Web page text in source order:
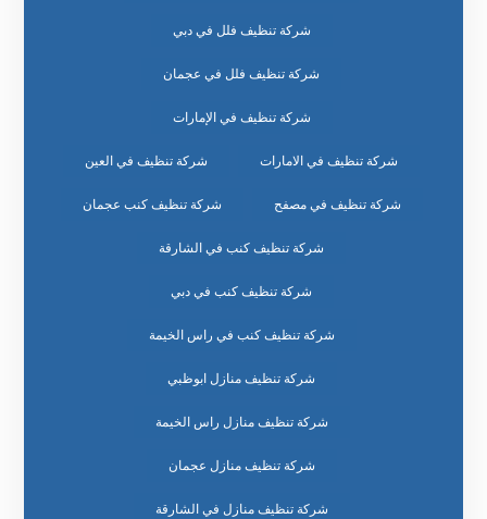
شركة تنظيف فلل في دبي
شركة تنظيف فلل في عجمان
شركة تنظيف في الإمارات
شركة تنظيف في الامارات شركة تنظيف في العين
شركة تنظيف في مصفح شركة تنظيف كنب عجمان
شركة تنظيف كنب في الشارقة
شركة تنظيف كنب في دبي
شركة تنظيف كنب في راس الخيمة
شركة تنظيف منازل ابوظبي
شركة تنظيف منازل راس الخيمة
شركة تنظيف منازل عجمان
شركة تنظيف منازل في الشارقة